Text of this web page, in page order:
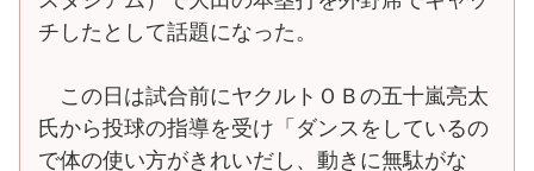
チしたとして話題になった。
この日は試合前にヤクルトＯＢの五十嵐亮太
氏から投球の指導を受け「ダンスをしているの
で体の使い方がきれいだし、動きに無駄がな